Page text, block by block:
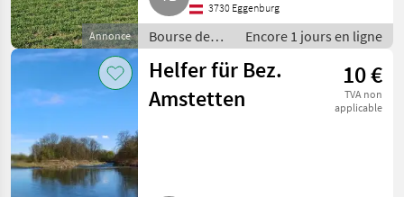
Annonce
3730 Eggenburg
Bourse de
travail /
Autres
activités
agricoles
Encore 1 jours en ligne
Helfer für Bez.
Amstetten
10 €
TVA non
applicable